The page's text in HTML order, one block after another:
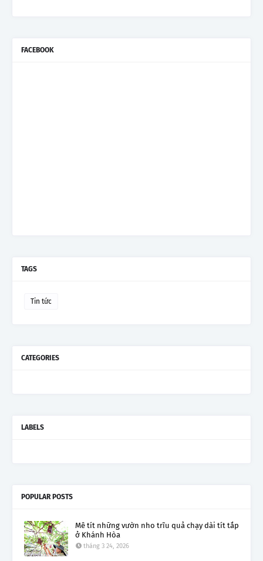
FACEBOOK
TAGS
Tin tức
CATEGORIES
LABELS
POPULAR POSTS
Mê tít những vườn nho trĩu quả chạy dài tít tắp
ở Khánh Hòa
tháng 3 24, 2026